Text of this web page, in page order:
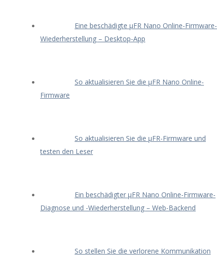
Eine beschädigte μFR Nano Online-Firmware-
Wiederherstellung – Desktop-App
So aktualisieren Sie die μFR Nano Online-
Firmware
So aktualisieren Sie die μFR-Firmware und
testen den Leser
Ein beschädigter μFR Nano Online-Firmware-
Diagnose und -Wiederherstellung – Web-Backend
So stellen Sie die verlorene Kommunikation